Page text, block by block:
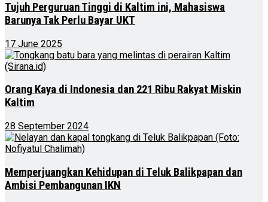
Tujuh Perguruan Tinggi di Kaltim ini, Mahasiswa
Barunya Tak Perlu Bayar UKT
17 June 2025
Orang Kaya di Indonesia dan 221 Ribu Rakyat Miskin
Kaltim
28 September 2024
Memperjuangkan Kehidupan di Teluk Balikpapan dan
Ambisi Pembangunan IKN